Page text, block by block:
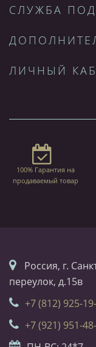
СЛУЖБА
ЛИЧНЫЙ
100% Гарантия на
продаваемый товар
Россия, г.
переулок, д.15в
+7 (812) 925-
+7 (921) 951-